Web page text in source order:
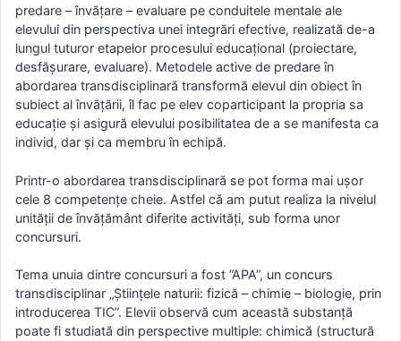
predare – învăţare – evaluare pe conduitele mentale ale
elevului din perspectiva unei integrări efective, realizată de-a
lungul tuturor etapelor procesului educaţional (proiectare,
desfăşurare, evaluare). Metodele active de predare în
abordarea transdisciplinară transformă elevul din obiect în
subiect al învăţării, îl fac pe elev coparticipant la propria sa
educaţie şi asigură elevului posibilitatea de a se manifesta ca
individ, dar şi ca membru în echipă.
Printr-o abordarea transdisciplinară se pot forma mai ușor
cele 8 competențe cheie. Astfel că am putut realiza la nivelul
unității de învățământ diferite activități, sub forma unor
concursuri.
Tema unuia dintre concursuri a fost ”APA”, un concurs
transdisciplinar „Științele naturii: fizică – chimie – biologie, prin
introducerea TIC”. Elevii observă cum această substanță
poate fi studiată din perspective multiple: chimică (structură